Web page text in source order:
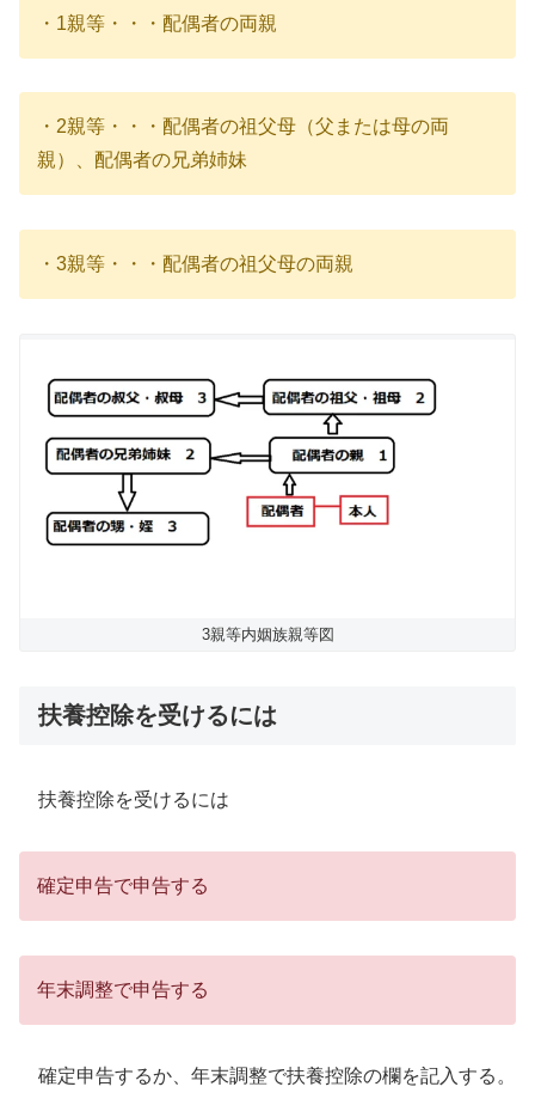
・1親等・・・配偶者の両親
・2親等・・・配偶者の祖父母（父または母の両
親）、配偶者の兄弟姉妹
・3親等・・・配偶者の祖父母の両親
3親等内姻族親等図
扶養控除を受けるには
扶養控除を受けるには
確定申告で申告する
年末調整で申告する
確定申告するか、年末調整で扶養控除の欄を記入する。